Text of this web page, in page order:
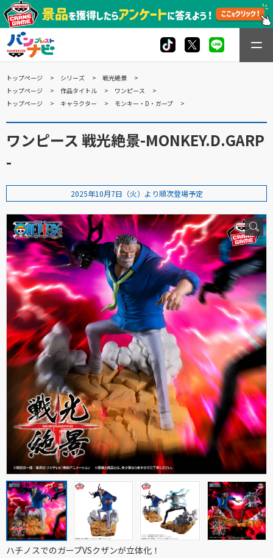
トップページ シリーズ
戦光絶景
トップページ
作品タイトル
ワンピース
トップページ
キャラクター モンキー・D・ガープ
ワンピース 戦光絶景-MONKEY.D.GARP
-
2025年10月7日（火）より順次登場予定
ハチノスでのガープVSクザンが立体化！